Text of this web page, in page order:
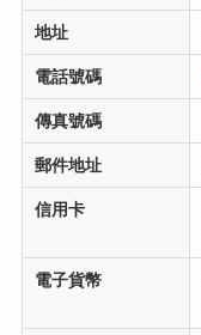
地址
電話號碼
傳真號碼
郵件地址
信用卡
電子貨幣